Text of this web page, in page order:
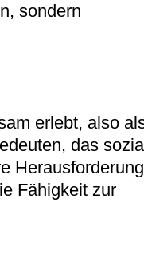
sondern
erlebt, also
das
Fähigkeit zur